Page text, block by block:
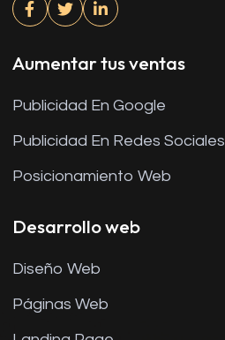
Aumentar tus ventas
Publicidad En Google
Publicidad En Redes Sociales
Posicionamiento Web
Desarrollo web
Diseño Web
Páginas Web